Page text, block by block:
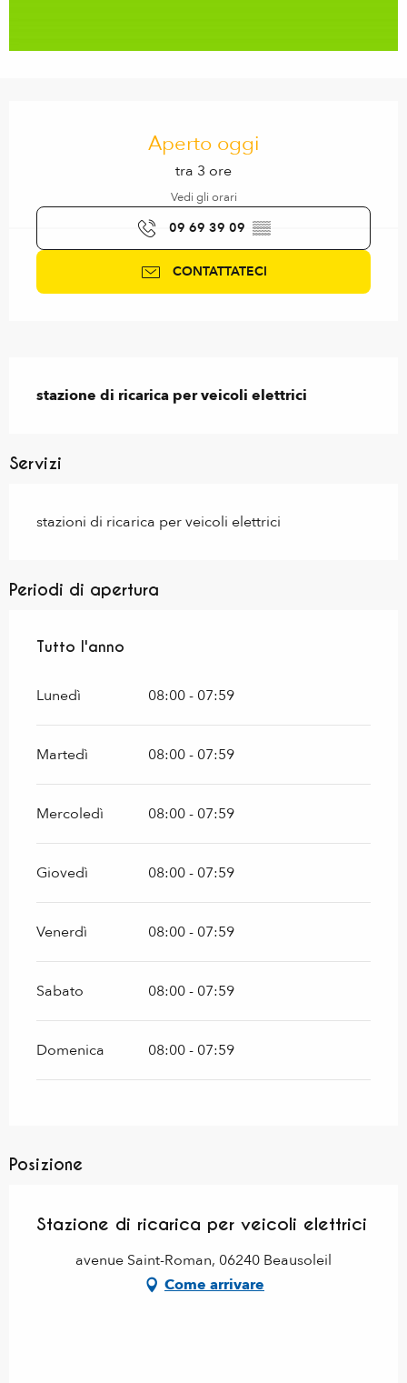
Aperto oggi
tra 3 ore
Vedi gli orari
09 69 39 09 ▒▒
CONTATTATECI
stazione di ricarica per veicoli elettrici
Servizi
stazioni di ricarica per veicoli elettrici
Periodi di apertura
Tutto l'anno
Tutto l'anno
Lunedì 08:00 - 07:59
Martedì 08:00 - 07:59
Mercoledì 08:00 - 07:59
Giovedì 08:00 - 07:59
Venerdì 08:00 - 07:59
Sabato 08:00 - 07:59
Domenica 08:00 - 07:59
Posizione
Stazione di ricarica per veicoli elettrici
avenue Saint-Roman, 06240 Beausoleil
Come arrivare